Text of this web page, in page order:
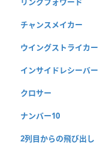
チャンスメイカー
ウイングストライカー
インサイドレシーバー
クロサー
ナンバー10
2列目からの飛び出し